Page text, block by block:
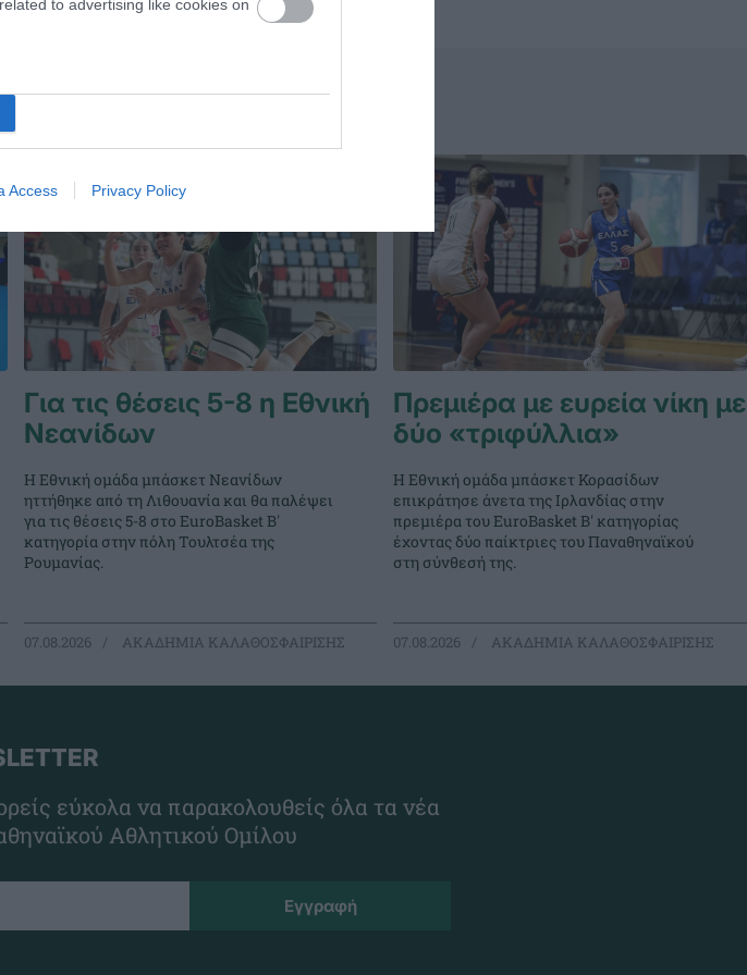
to advertising like cookies on
Access Privacy Policy
Για τις θέσεις 5-8 η Εθνική
Νεανίδων
Η Εθνική ομάδα μπάσκετ Νεανίδων
ηττήθηκε από τη Λιθουανία και θα παλέψει
για τις θέσεις 5-8 στο EuroBasket Β'
κατηγορία στην πόλη Τουλτσέα της
Ρουμανίας.
07.08.2026 ΑΚΑΔΗΜΙΑ ΚΑΛΑΘΟΣΦΑΙΡΙΣΗΣ
Πρεμιέρα με ευρεία νίκη με
δύο «τριφύλλια»
Η Εθνική ομάδα μπάσκετ Κορασίδων
επικράτησε άνετα της Ιρλανδίας στην
πρεμιέρα του EuroBasket Β' κατηγορίας
έχοντας δύο παίκτριες του Παναθηναϊκού
στη σύνθεσή της.
07.08.2026 ΑΚΑΔΗΜΙΑ ΚΑΛΑΘΟΣΦΑΙΡΙΣΗΣ
εύκολα να παρακολουθείς όλα τα νέα
Αθλητικού Ομίλου